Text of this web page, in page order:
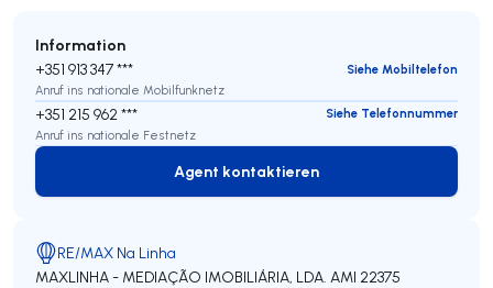
Information
+351 913 347 ***
Siehe Mobiltelefon
Anruf ins nationale Mobilfunknetz
+351 215 962 ***
Siehe Telefonnummer
Anruf ins nationale Festnetz
Agent kontaktieren
Agent kontaktieren
RE/MAX Na Linha
MAXLINHA - MEDIAÇÃO IMOBILIÁRIA, LDA. AMI 22375